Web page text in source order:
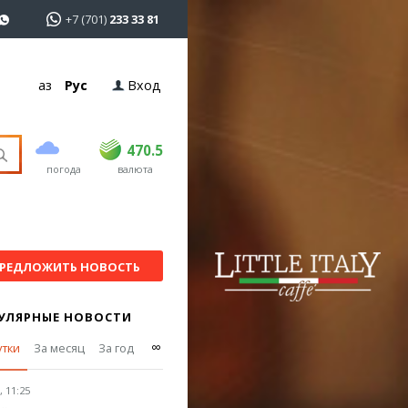
+7 (701) 233 33 81
Қаз Рус Вход
погода
470.5
USD 468 470.5
EUR валюта
НОВОСТЬ
НОВОСТИ
За месяц За год ∞
11:25